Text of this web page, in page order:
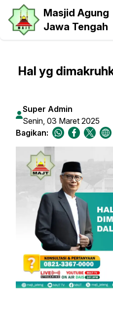
Masjid Agung
Jawa Tengah
Hal yg
Super Admin
Senin, 03 Maret 2025
Bagikan: